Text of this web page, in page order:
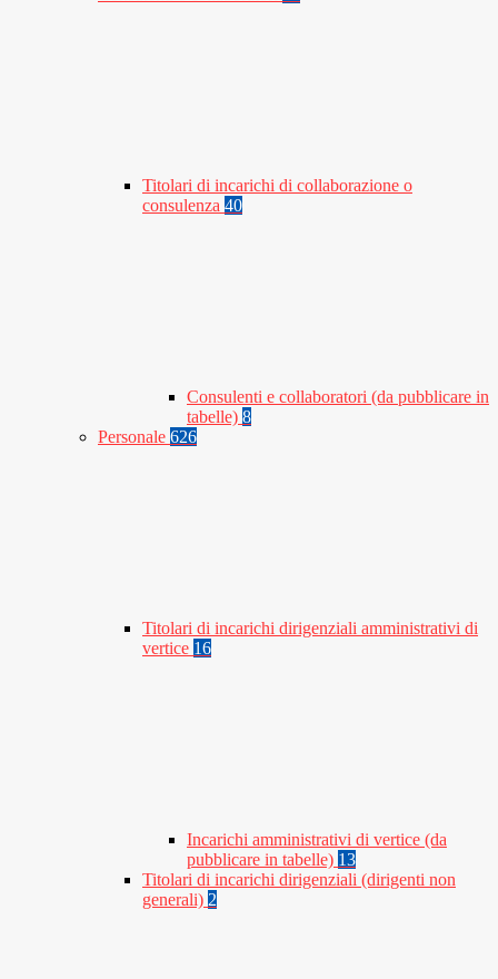
Titolari di incarichi di collaborazione o
consulenza 40
Consulenti e collaboratori (da pubblicare in
tabelle) 8
Personale 626
Titolari di incarichi dirigenziali amministrativi di
vertice 16
Incarichi amministrativi di vertice (da
pubblicare in tabelle) 13
Titolari di incarichi dirigenziali (dirigenti non
generali) 2